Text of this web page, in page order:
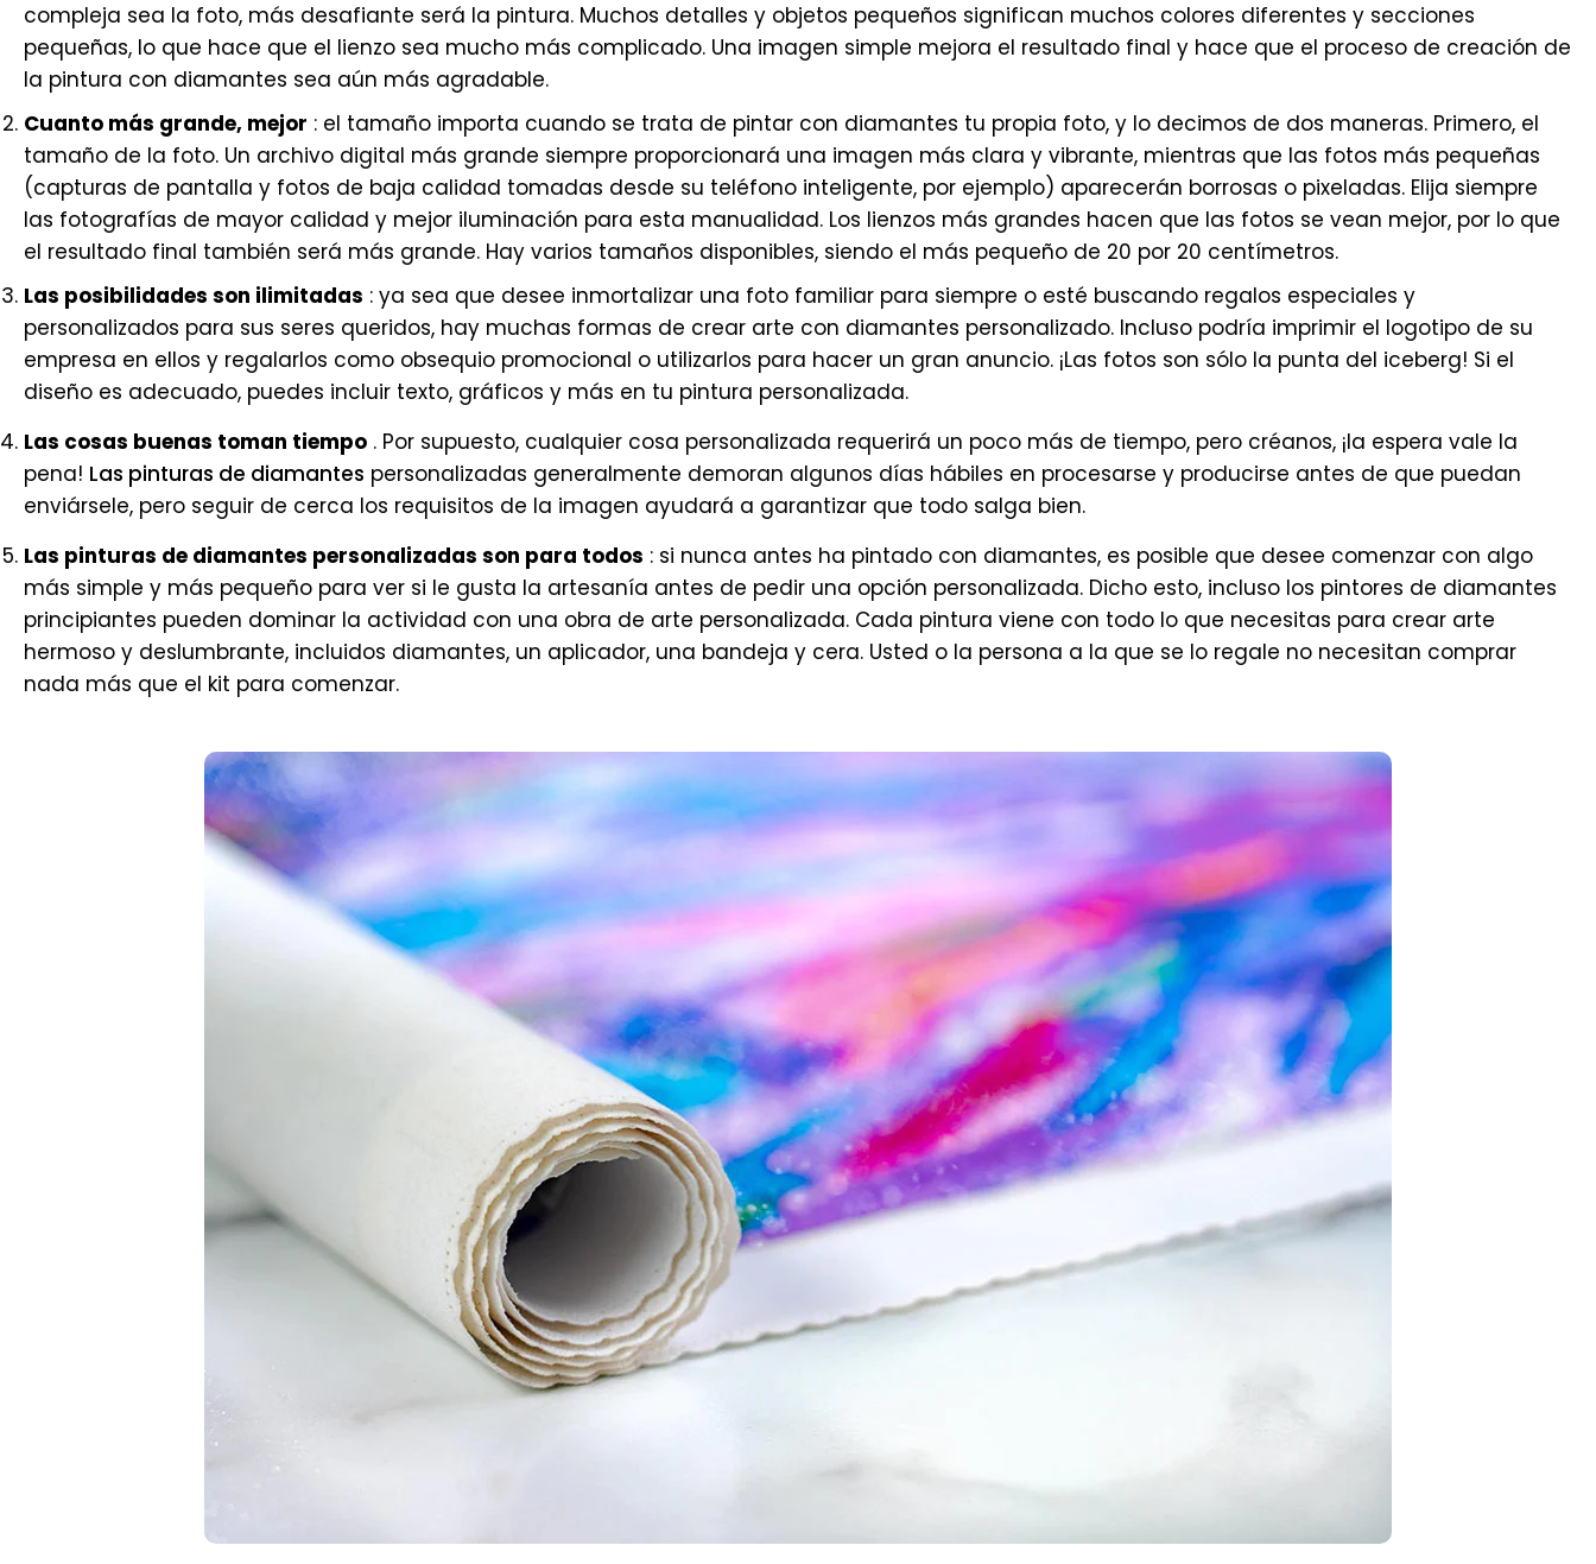
compleja sea la foto, más desafiante será la pintura. Muchos detalles y objetos pequeños significan muchos colores diferentes y secciones
pequeñas, lo que hace que el lienzo sea mucho más complicado. Una imagen simple mejora el resultado final y hace que el proceso de creación de
la pintura con diamantes sea aún más agradable.
Cuanto más grande, mejor : el tamaño importa cuando se trata de pintar con diamantes tu propia foto, y lo decimos de dos maneras. Primero, el
tamaño de la foto. Un archivo digital más grande siempre proporcionará una imagen más clara y vibrante, mientras que las fotos más pequeñas
(capturas de pantalla y fotos de baja calidad tomadas desde su teléfono inteligente, por ejemplo) aparecerán borrosas o pixeladas. Elija siempre
las fotografías de mayor calidad y mejor iluminación para esta manualidad. Los lienzos más grandes hacen que las fotos se vean mejor, por lo que
el resultado final también será más grande. Hay varios tamaños disponibles, siendo el más pequeño de 20 por 20 centímetros.
Las posibilidades son ilimitadas : ya sea que desee inmortalizar una foto familiar para siempre o esté buscando regalos especiales y
personalizados para sus seres queridos, hay muchas formas de crear arte con diamantes personalizado. Incluso podría imprimir el logotipo de su
empresa en ellos y regalarlos como obsequio promocional o utilizarlos para hacer un gran anuncio. ¡Las fotos son sólo la punta del iceberg! Si el
diseño es adecuado, puedes incluir texto, gráficos y más en tu pintura personalizada.
Las cosas buenas toman tiempo . Por supuesto, cualquier cosa personalizada requerirá un poco más de tiempo, pero créanos, ¡la espera vale la
pena! Las pinturas de diamantes personalizadas generalmente demoran algunos días hábiles en procesarse y producirse antes de que puedan
enviársele, pero seguir de cerca los requisitos de la imagen ayudará a garantizar que todo salga bien.
Las pinturas de diamantes personalizadas son para todos : si nunca antes ha pintado con diamantes, es posible que desee comenzar con algo
más simple y más pequeño para ver si le gusta la artesanía antes de pedir una opción personalizada. Dicho esto, incluso los pintores de diamantes
principiantes pueden dominar la actividad con una obra de arte personalizada. Cada pintura viene con todo lo que necesitas para crear arte
hermoso y deslumbrante, incluidos diamantes, un aplicador, una bandeja y cera. Usted o la persona a la que se lo regale no necesitan comprar
nada más que el kit para comenzar.